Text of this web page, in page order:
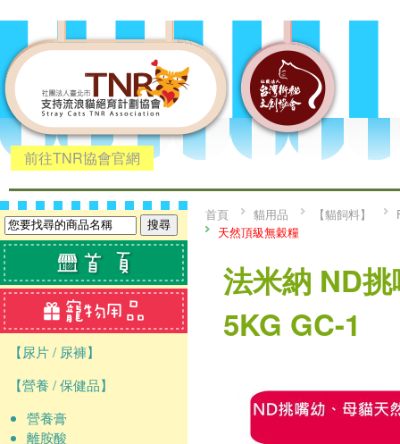
前往TNR協會官網
【尿片 / 尿褲】
【營養 / 保健品】
營養膏
離胺酸
首頁 貓用品 【貓飼料】
天然頂級無穀糧
法米納 ND
5KG GC-1